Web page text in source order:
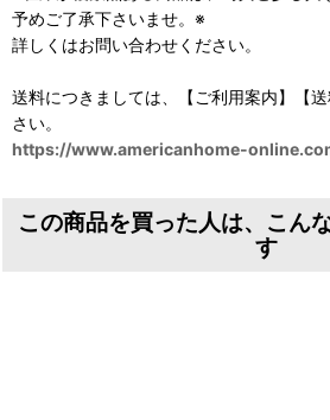
予めご了承下さいませ。※
詳しくはお問い合わせください。
送料につきましては、【ご利用案内】【
さい。
https://www.americanhome-
この商品を買った人は、こん
す